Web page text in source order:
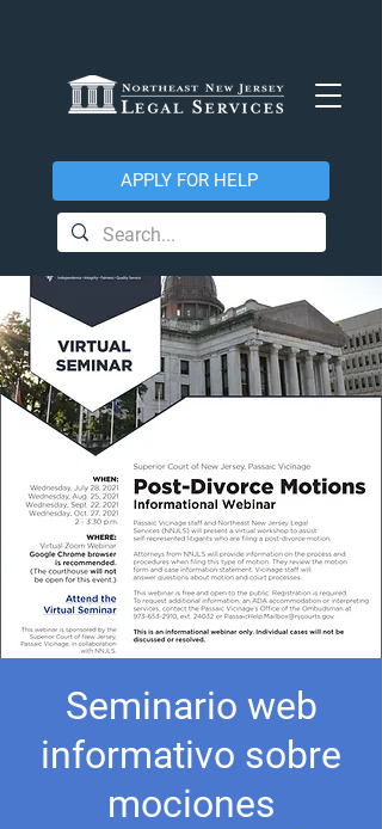
APPLY FOR HELP
Seminario web
informativo sobre
mociones